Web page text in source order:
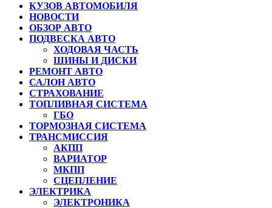
КУЗОВ АВТОМОБИЛЯ
НОВОСТИ
ОБЗОР АВТО
ПОДВЕСКА АВТО
ХОДОВАЯ ЧАСТЬ
ШИНЫ И ДИСКИ
РЕМОНТ АВТО
САЛОН АВТО
СТРАХОВАНИЕ
ТОПЛИВНАЯ СИСТЕМА
ГБО
ТОРМОЗНАЯ СИСТЕМА
ТРАНСМИССИЯ
АКПП
ВАРИАТОР
МКПП
СЦЕПЛЕНИЕ
ЭЛЕКТРИКА
ЭЛЕКТРОНИКА